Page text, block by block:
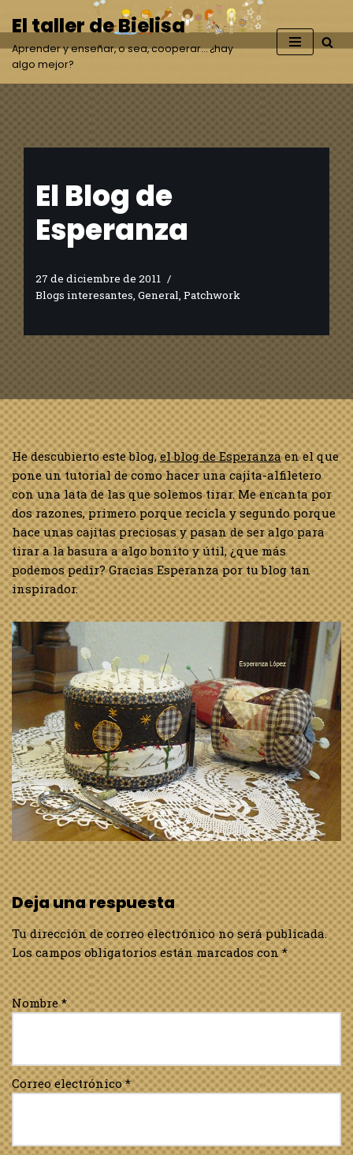
Saltar
al
contenido
El taller de Bielisa
Aprender y enseñar, o sea, cooperar… ¿hay
algo mejor?
El Blog de
Esperanza
27 de diciembre de 2011
Blogs interesantes, General, Patchwork
He descubierto este blog,el blog de Esperanzaen el que
pone un tutorial de como hacer una cajita-alfiletero
con una lata de las que solemos tirar. Me encanta por
dos razones, primero porque recicla y segundo porque
hace unas cajitas preciosas y pasan de ser algo para
tirar a la basura a algo bonito y útil, ¿que más
podemos pedir? Gracias Esperanza por tu blog tan
inspirador.
Deja una respuesta
Tu dirección de correo electrónico no será publicada.
Los campos obligatorios están marcados con*
Nombre*
Correo electrónico*